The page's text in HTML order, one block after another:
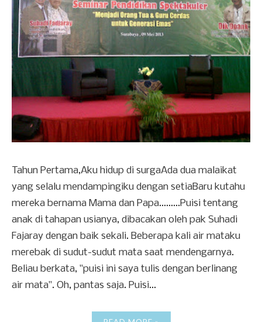
Tahun Pertama,Aku hidup di surgaAda dua malaikat
yang selalu mendampingiku dengan setiaBaru kutahu
mereka bernama Mama dan Papa.........Puisi tentang
anak di tahapan usianya, dibacakan oleh pak Suhadi
Fajaray dengan baik sekali. Beberapa kali air mataku
merebak di sudut-sudut mata saat mendengarnya.
Beliau berkata, "puisi ini saya tulis dengan berlinang
air mata". Oh, pantas saja. Puisi...